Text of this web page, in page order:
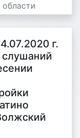
г.